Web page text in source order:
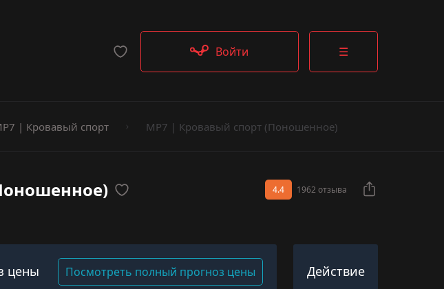
☰
Войти
| Кровавый спорт MP7 | Кровавый спорт (Поношенное)
4.4 1962 отзыва
цены Посмотреть полный прогноз цены Действие